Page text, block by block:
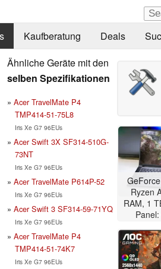
Kaufberatung Deals
Ähnliche Geräte mit den
selben Spezifikationen
Acer TravelMate P4
TMP414-51-75L8
Iris Xe G7 96EUs
Acer Swift 3X SF314-510G-
73NT
Iris Xe G7 96EUs
Acer TravelMate P614P-52
Iris Xe G7 96EUs
Acer Swift 3 SF314-59-71YQ
Iris Xe G7 96EUs
Acer TravelMate P4
TMP414-51-74K7
Iris Xe G7 96EUs
Ryzen
RAM, 1